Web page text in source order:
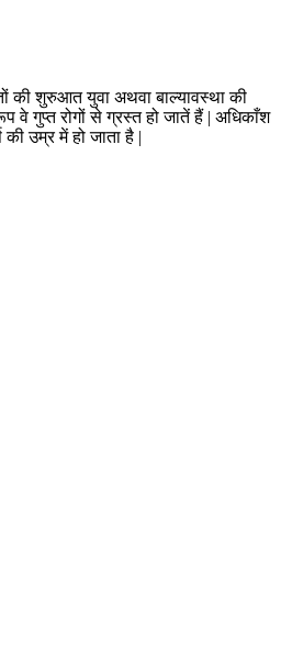
की शुरुआत युवा अथवा बाल्यावस्था की
गुप्त रोगों से ग्रस्त हो जातें हैं | अधिकाँश
उम्र में हो जाता है |